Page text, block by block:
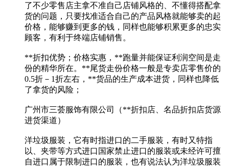
了不少零售店主拿不准自己店铺风格的、不懂得搭配拿
货的问题，只要找准适合自己的产品风格就能够卖的起
价格，能够赚到更多的钱，同样也能够积累更多的忠实
顾客，有利于终端店铺销售。
**折扣优势；价格实惠，**跑量并能保证利润空间是走
份的精华所在。**尾货走份价格一般是专卖店零售价的
0.5折－1折左右，**货品的生产成本进货，同样也降低
了拿货的风险；
广州市三荟服饰有限公司（**折扣店、名品折扣店货源
进货渠道）
洋垃圾服装，它有时指进口的二手服装，有时又特指
以、夹带等方式进口国家禁止进口的服装或未经许可擅
自进口属于限制进口的服装，也有说法认为洋垃圾服装